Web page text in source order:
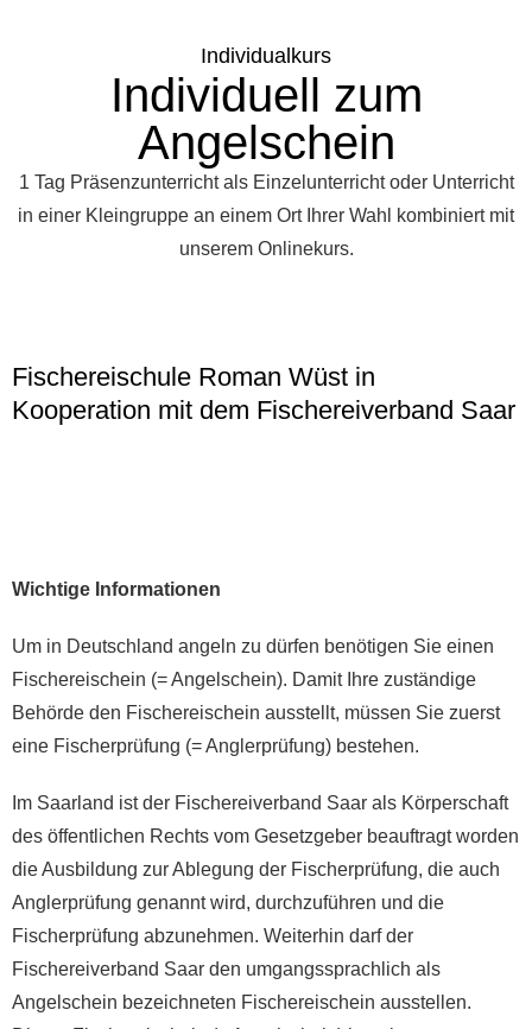
Individualkurs
Individuell zum
Angelschein
1 Tag Präsenzunterricht als Einzelunterricht oder Unterricht
in einer Kleingruppe an einem Ort Ihrer Wahl kombiniert mit
unserem Onlinekurs.
Fischereischule Roman Wüst in
Kooperation mit dem Fischereiverband Saar
Wichtige Informationen
Um in Deutschland angeln zu dürfen benötigen Sie einen
Fischereischein (= Angelschein). Damit Ihre zuständige
Behörde den Fischereischein ausstellt, müssen Sie zuerst
eine Fischerprüfung (= Anglerprüfung) bestehen.
Im Saarland ist der Fischereiverband Saar als Körperschaft
des öffentlichen Rechts vom Gesetzgeber beauftragt worden
die Ausbildung zur Ablegung der Fischerprüfung, die auch
Anglerprüfung genannt wird, durchzuführen und die
Fischerprüfung abzunehmen. Weiterhin darf der
Fischereiverband Saar den umgangssprachlich als
Angelschein bezeichneten Fischereischein ausstellen.